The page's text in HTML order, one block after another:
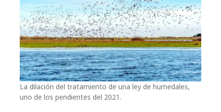
La dilación del tratamiento de una ley de humedales,
uno de los pendientes del 2021.